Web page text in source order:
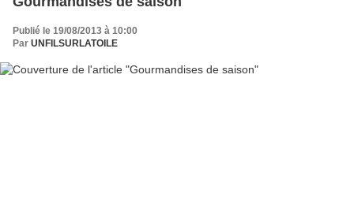
Publié le 19/08/2013 à 10:00
Par UNFILSURLATOILE